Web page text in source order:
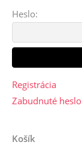
Heslo:
Registrácia
Zabudnuté heslo
Košík